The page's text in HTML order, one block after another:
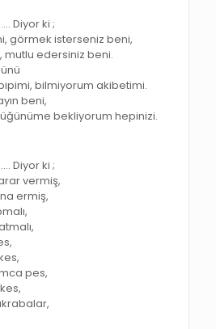
Diyor ki ;
görmek isterseniz beni,
mutlu edersiniz beni.
bilmiyorum akibetimi.
beni,
bekliyorum hepinizi.
Diyor ki ;
vermiş,
ermiş,
pes,